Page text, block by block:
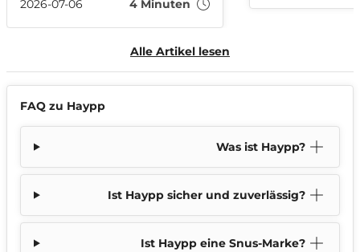
Alle Artikel lesen
Erkrankungen verbunden sind.
Die Entscheidung könnte die
Diskussion über relative Risiken
von Nikotinprodukten auch in
Europa beeinflussen.
2026-07-06 4 Minuten
Einigung über
Schwung in den
kommen.
FAQ zu Haypp
Was ist Haypp?
Ist Haypp sicher und zuverlässig?
Ist Haypp eine Snus-Marke?